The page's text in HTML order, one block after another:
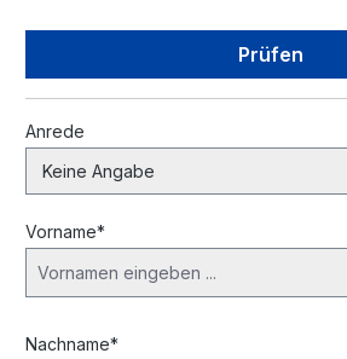
Prüfen
Persönliche Informationen
Anrede
Vorname*
Nachname*